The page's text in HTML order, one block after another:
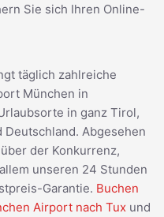
Sie sich Ihren Online-
täglich zahlreiche
München in
in ganz Tirol,
Abgesehen
der Konkurrenz,
unseren 24 Stunden
Garantie. Buchen
Airport nach Tux und